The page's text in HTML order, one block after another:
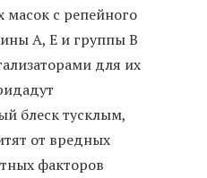
с репейного
А, Е и группы В
для их
блеск тусклым,
от вредных
факторов